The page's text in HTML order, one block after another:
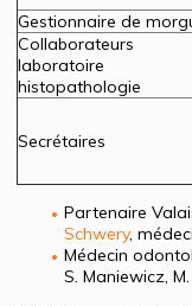
Gestionnaire de
Collaborateurs
laboratoire
histopathologie
Secrétaires
Partenaire
Schwery,
Médecin
S. Maniewicz,